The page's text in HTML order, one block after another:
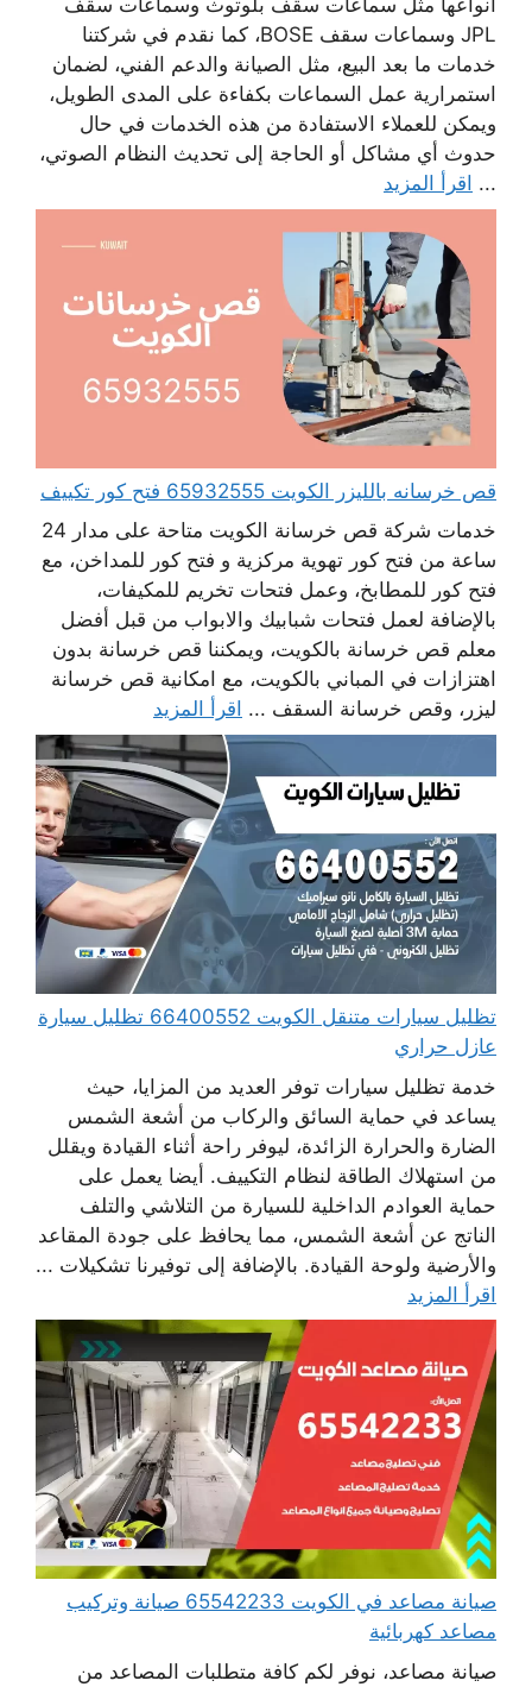
أنواعها مثل سماعات سقف بلوتوث وسماعات سقف
JPL وسماعات سقف BOSE، كما نقدم في شركتنا
خدمات ما بعد البيع، مثل الصيانة والدعم الفني، لضمان
استمرارية عمل السماعات بكفاءة على المدى الطويل،
ويمكن للعملاء الاستفادة من هذه الخدمات في حال
حدوث أي مشاكل أو الحاجة إلى تحديث النظام الصوتي،
... اقرأ المزيد
قص خرسانه بالليزر الكويت 65932555 فتح كور تكييف
خدمات شركة قص خرسانة الكويت متاحة على مدار 24
ساعة من فتح كور تهوية مركزية و فتح كور للمداخن، مع
فتح كور للمطابخ، وعمل فتحات تخريم للمكيفات،
بالإضافة لعمل فتحات شبابيك والابواب من قبل أفضل
معلم قص خرسانة بالكويت، ويمكننا قص خرسانة بدون
اهتزازات في المباني بالكويت، مع امكانية قص خرسانة
ليزر، وقص خرسانة السقف ... اقرأ المزيد
تظليل سيارات متنقل الكويت 66400552 تظليل سيارة
عازل حراري
خدمة تظليل سيارات توفر العديد من المزايا، حيث
يساعد في حماية السائق والركاب من أشعة الشمس
الضارة والحرارة الزائدة، ليوفر راحة أثناء القيادة ويقلل
من استهلاك الطاقة لنظام التكييف. أيضا يعمل على
حماية العوادم الداخلية للسيارة من التلاشي والتلف
الناتج عن أشعة الشمس، مما يحافظ على جودة المقاعد
والأرضية ولوحة القيادة. بالإضافة إلى توفيرنا تشكيلات ...
اقرأ المزيد
صيانة مصاعد في الكويت 65542233 صيانة وتركيب
مصاعد كهربائية
صيانة مصاعد، نوفر لكم كافة متطلبات المصاعد من